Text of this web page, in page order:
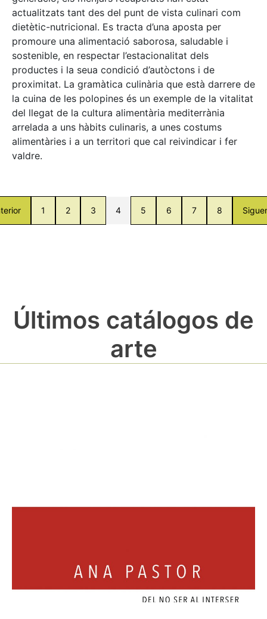
actualitzats tant des del punt de vista culinari com
dietètic-nutricional. Es tracta d’una aposta per
promoure una alimentació saborosa, saludable i
sostenible, en respectar l’estacionalitat dels
productes i la seua condició d’autòctons i de
proximitat. La gramàtica culinària que està darrere de
la cuina de les polopines és un exemple de la vitalitat
del llegat de la cultura alimentària mediterrània
arrelada a uns hàbits culinaris, a unes costums
alimentàries i a un territori que cal reivindicar i fer
valdre.
1 2 3 4 5 6 7 8
Últimos catálogos de
arte